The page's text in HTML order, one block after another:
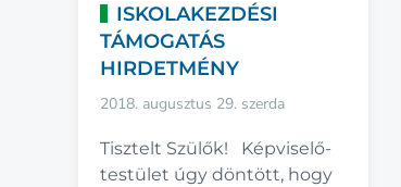
ISKOLAKEZDÉSI
TÁMOGATÁS
HIRDETMÉNY
2018. augusztus 29. szerda
Tisztelt Szülők! Képviselő-
testület úgy döntött, hogy